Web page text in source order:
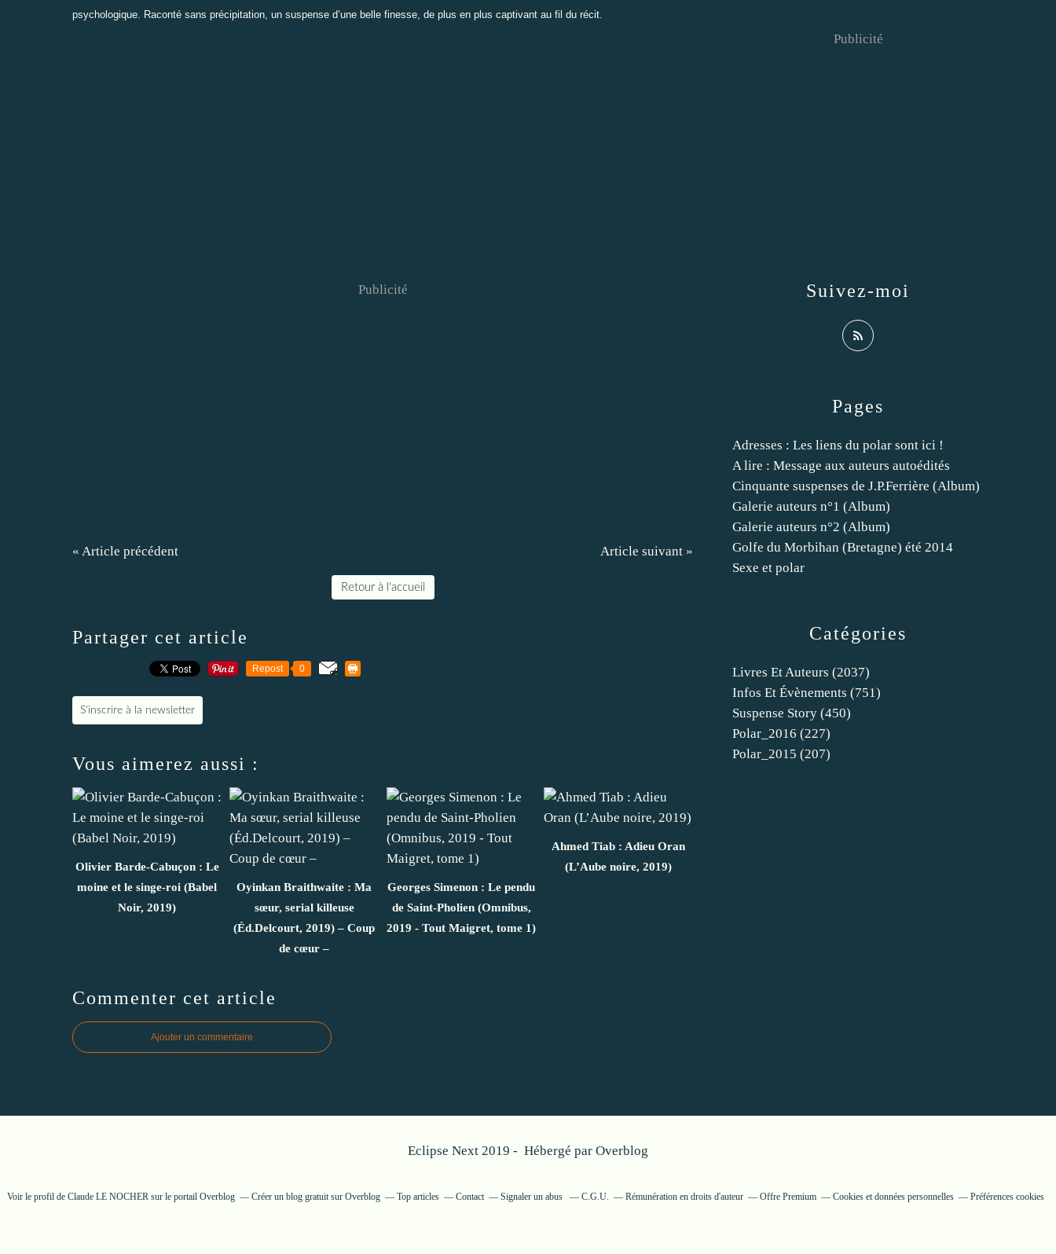
psychologique. Raconté sans précipitation, un suspense d’une belle finesse, de plus en plus captivant au fil du récit.
Publicité
« Article précédent Article suivant »
Retour à l'accueil
Partager cet article
Repost 0
S'inscrire à la newsletter
Vous aimerez aussi :
Olivier Barde-Cabuçon : Le
moine et le singe-roi (Babel
Noir, 2019)
Oyinkan Braithwaite : Ma
sœur, serial killeuse
(Éd.Delcourt, 2019) – Coup
de cœur –
Georges Simenon : Le pendu
de Saint-Pholien (Omnibus,
2019 - Tout Maigret, tome 1)
Ahmed Tiab : Adieu Oran
(L’Aube noire, 2019)
Commenter cet article
Ajouter un commentaire
Catégories
Livres Et Auteurs (2037)
Infos Et Évènements (751)
Suspense Story (450)
Polar_2016 (227)
Polar_2015 (207)
Pages
Adresses : Les liens du polar sont ici !
A lire : Message aux auteurs autoédités
Cinquante suspenses de J.P.Ferrière (Album)
Galerie auteurs n°1 (Album)
Galerie auteurs n°2 (Album)
Golfe du Morbihan (Bretagne) été 2014
Sexe et polar
Suivez-moi
Publicité
Eclipse Next 2019 - Hébergé par Overblog
Voir le profil de Claude LE NOCHER sur le portail Overblog Créer un blog gratuit sur Overblog Top articles Contact Signaler un abus C.G.U. Rémunération en droits d'auteur Offre Premium Cookies et données personnelles Préférences cookies